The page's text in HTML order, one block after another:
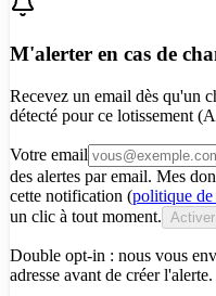
M'alerter en cas de
Recevez un email dès qu'un
détecté pource lotissement
Votre email
des alertes par email. Mes
cette notification (politique
un clic à tout moment.
Double opt-in : nous vous
adresse avant de créer l'alerte.